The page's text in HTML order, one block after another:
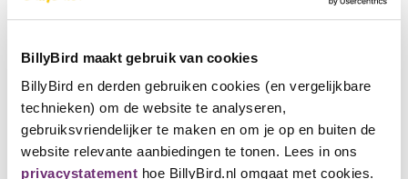
BillyBird maakt gebruik van cookies
BillyBird en derden gebruiken cookies (en vergelijkbare
technieken) om de website te analyseren,
gebruiksvriendelijker te maken en om je op en buiten de
website relevante aanbiedingen te tonen. Lees in ons
privacystatement hoe BillyBird.nl omgaat met cookies.
Gift voucher
Press
Operation of beach baths
Nederlands
English
Deutsch
Become partner
Hemelrijk
Reuver, Limburg
Play castle • Beach Lake • Outdoor Playground
Drakenrijk